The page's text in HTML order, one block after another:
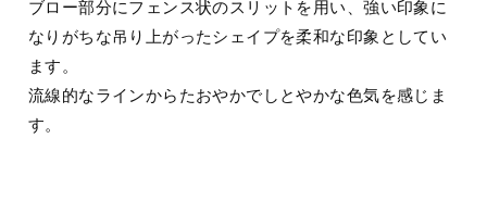
ブロー部分にフェンス状のスリットを用い、強い印象に
なりがちな吊り上がったシェイプを柔和な印象としてい
ます。
流線的なラインからたおやかでしとやかな色気を感じま
す。